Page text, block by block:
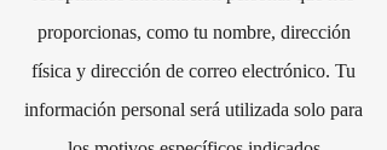
proporcionas, como tu nombre, dirección
física y dirección de correo electrónico. Tu
información personal será utilizada solo para